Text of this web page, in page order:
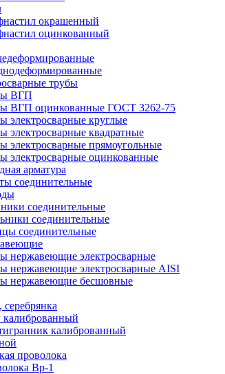
окрашенный
оцинкованный
трубы
ВГП
ВГП оцинкованные ГОСТ 3262-75
электросварные круглые
электросварные квадратные
электросварные прямоугольные
электросварные оцинкованные
арматура
соединительные
соединительные
соединительные
соединительные
нержавеющие электросварные
нержавеющие электросварные AISI
нержавеющие бесшовные
калиброванный
калиброванный
проволока
Вр-1